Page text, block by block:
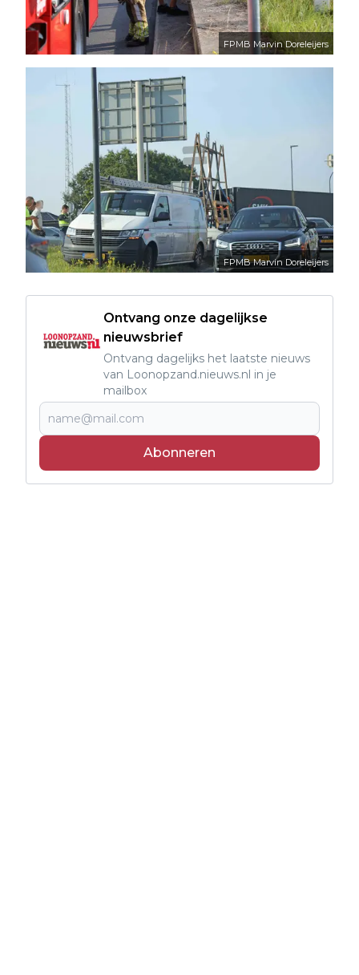
FPMB Marvin Doreleijers
FPMB Marvin Doreleijers
Ontvang onze dagelijkse
nieuwsbrief
Ontvang dagelijks het laatste nieuws
van Loonopzand.nieuws.nl in je
mailbox
Abonneren